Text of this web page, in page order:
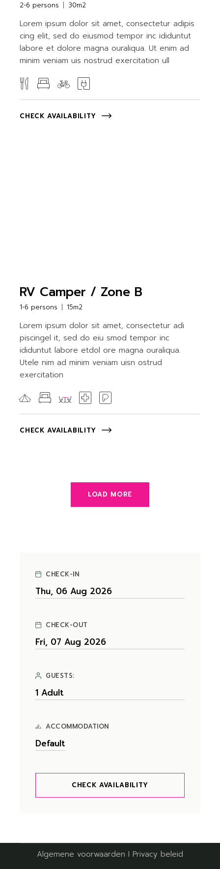
2-6 persons 30m2
Lorem ipsum dolor sit amet, consectetur adipis
cing elit, sed do eiusmod tempor inc ididuntut
labore et dolore magna ouraliqua. Ut enim ad
minim veniam uis nostrud exercitation ull
CHECK AVAILABILITY
RV Camper / Zone B
1-6 persons 15m2
Lorem ipsum dolor sit amet, consectetur adi
piscingel it, sed do eiu smod tempor inc
ididuntut labore etdol ore magna ouraliqua.
Utele nim ad minim veniam uisn ostrud
exercitation
CHECK AVAILABILITY
LOAD MORE
CHECK-IN
CHECK-OUT
GUESTS:
ACCOMMODATION
CHECK AVAILABILITY
Algemene voorwaarden I Privacy beleid